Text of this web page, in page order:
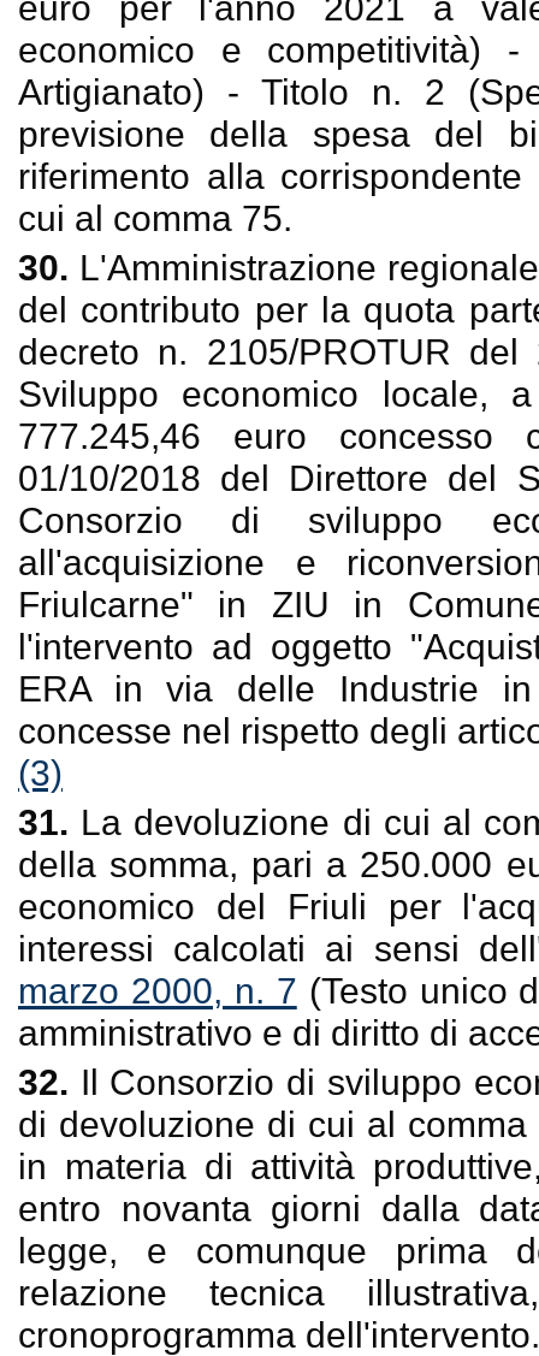
economico e competitività)
Artigianato) - Titolo n. 2
previsione della spesa del
riferimento alla
cui al comma 75.
30. L'Amministrazione
del contributo per la quota
decreto n. 2105/PROTUR
Sviluppo economico locale,
777.245,46 euro concesso
01/10/2018 del Direttore del
Consorzio di sviluppo
all'acquisizione e
Friulcarne" in ZIU in
l'intervento ad oggetto
ERA in via delle Industrie
concesse nel rispetto degli
(3)
31. La devoluzione di cui al
della somma, pari a 250.000
economico del Friuli per
interessi calcolati ai sensi
marzo 2000, n. 7 (Testo unico
amministrativo e di diritto di
32. Il Consorzio di sviluppo
di devoluzione di cui al
in materia di attività
entro novanta giorni dalla
legge, e comunque prima
relazione tecnica
cronoprogramma dell'intervento.